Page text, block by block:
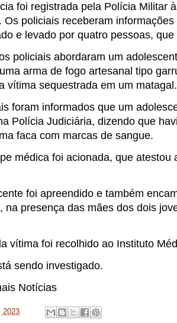
foi registrada pela Polícia Militar
Os policiais receberam
e levado por quatro pessoas,
policiais abordaram um
arma de fogo artesanal tipo
vítima sequestrada em um matagal.
foram informados que um
Polícia Judiciária, dizendo que
faca com marcas de sangue.
médica foi acionada, que atestou
foi apreendido e também
na presença das mães dos dois
vítima foi recolhido ao Instituto
sendo investigado.
Notícias
2023